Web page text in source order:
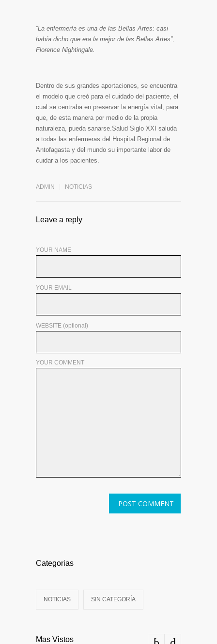
“La enfermería es una de las Bellas Artes: casi
había dicho que era la mejor de las Bellas Artes”,
Florence Nightingale.
Dentro de sus grandes aportaciones, se encuentra
el modelo que creó para el cuidado del paciente, el
cual se centraba en preservar la energía vital, para
que, de esta manera por medio de la propia
naturaleza, pueda sanarse.Salud Siglo XXI saluda
a todas las enfermeras del Hospital Regional de
Antofagasta y del mundo su importante labor de
cuidar a los pacientes.
ADMIN NOTICIAS
Leave a reply
YOUR NAME
YOUR EMAIL
WEBSITE (optional)
YOUR COMMENT
Categorias
NOTICIAS SIN CATEGORÍA
Mas Vistos